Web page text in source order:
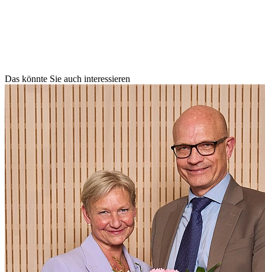
Das könnte Sie auch interessieren